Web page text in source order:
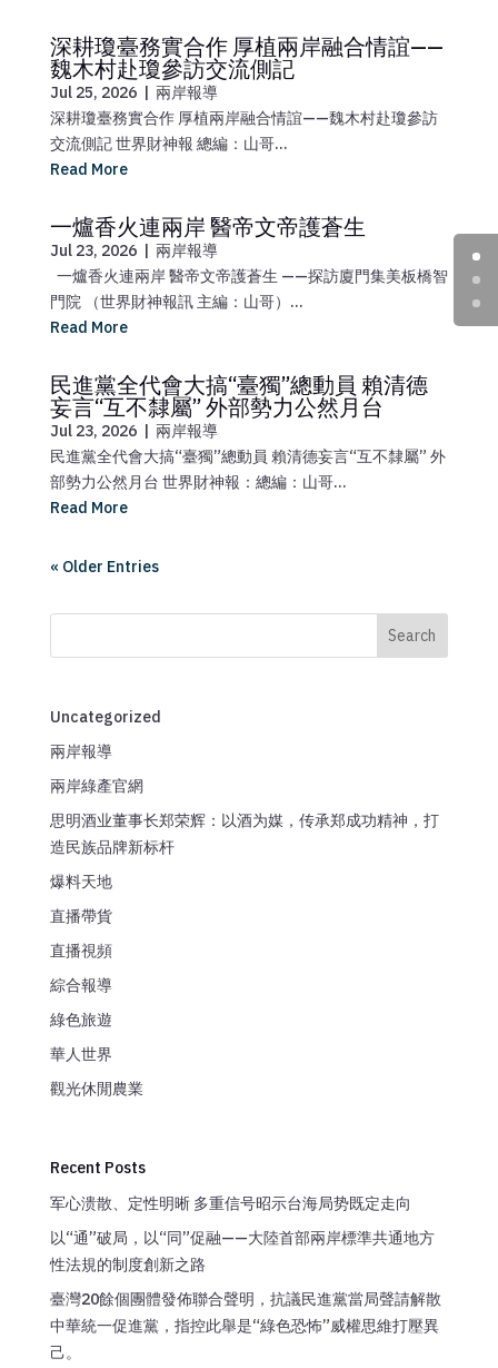
深耕瓊臺務實合作 厚植兩岸融合情誼——
魏木村赴瓊參訪交流側記
Jul 25, 2026 | 兩岸報導
深耕瓊臺務實合作 厚植兩岸融合情誼——魏木村赴瓊參訪
交流側記 世界財神報 總編：山哥...
Read More
一爐香火連兩岸 醫帝文帝護蒼生
Jul 23, 2026 | 兩岸報導
一爐香火連兩岸 醫帝文帝護蒼生 ——探訪廈門集美板橋智
門院 （世界財神報訊 主編：山哥）...
Read More
民進黨全代會大搞“臺獨”總動員 賴清德
妄言“互不隸屬” 外部勢力公然月台
Jul 23, 2026 | 兩岸報導
民進黨全代會大搞“臺獨”總動員 賴清德妄言“互不隸屬” 外
部勢力公然月台 世界財神報：總編：山哥...
Read More
« Older Entries
Search
Uncategorized
兩岸報導
兩岸綠產官網
思明酒业董事长郑荣辉：以酒为媒，传承郑成功精神，打
造民族品牌新标杆
爆料天地
直播帶貨
直播視頻
綜合報導
綠色旅遊
華人世界
觀光休閒農業
Recent Posts
军心溃散、定性明晰 多重信号昭示台海局势既定走向
以“通”破局，以“同”促融——大陸首部兩岸標準共通地方
性法規的制度創新之路
臺灣20餘個團體發佈聯合聲明，抗議民進黨當局聲請解散
中華統一促進黨，指控此舉是“綠色恐怖”威權思維打壓異
己。